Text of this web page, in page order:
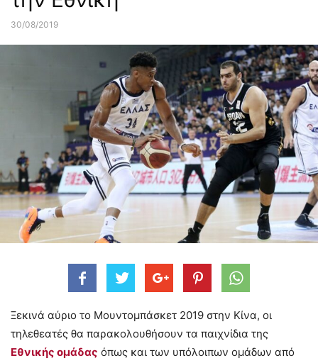
30/08/2019
Ξεκινά αύριο το Μουντομπάσκετ 2019 στην Κίνα, οι
τηλεθεατές θα παρακολουθήσουν τα παιχνίδια της
Εθνικής ομάδας όπως και των υπόλοιπων ομάδων από